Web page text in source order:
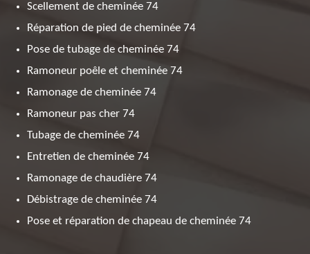
Scellement de cheminée 74
Réparation de pied de cheminée 74
Pose de tubage de cheminée 74
Ramoneur poêle et cheminée 74
Ramonage de cheminée 74
Ramoneur pas cher 74
Tubage de cheminée 74
Entretien de cheminée 74
Ramonage de chaudière 74
Débistrage de cheminée 74
Pose et réparation de chapeau de cheminée 74